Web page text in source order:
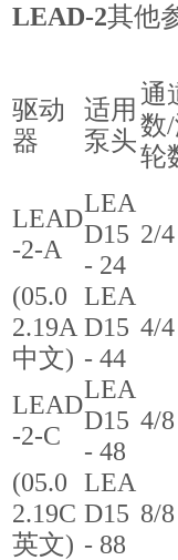
LEAD-2其他
驱动
器
适用
泵头
通
数
轮
LEAD
-2-A
LEA
D15
- 24
2/4
(05.0
2.19A
中文)
LEA
D15
- 44
4/4
LEAD
-2-C
LEA
D15
- 48
4/8
(05.0
2.19C
英文)
LEA
D15
- 88
8/8